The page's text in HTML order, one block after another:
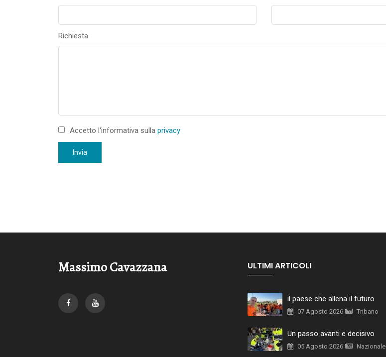
Richiesta
Accetto l'informativa sulla privacy
Invia
Massimo Cavazzana ULTIMI ARTICOLI
il paese che allena il futuro
07 Agosto 2026 Tribano
Un passo avanti e decisivo
05 Agosto 2026 Nazionale